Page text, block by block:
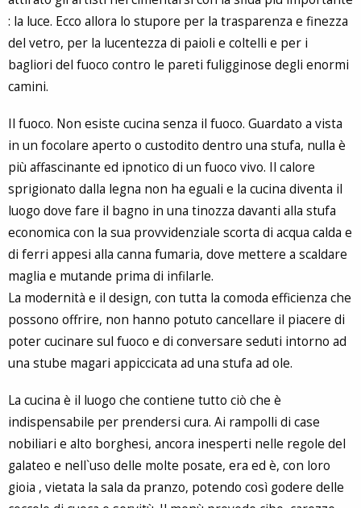
: la luce. Ecco allora lo stupore per la trasparenza e finezza
del vetro, per la lucentezza di paioli e coltelli e per i
bagliori del fuoco contro le pareti fuligginose degli enormi
camini.
Il fuoco. Non esiste cucina senza il fuoco. Guardato a vista
in un focolare aperto o custodito dentro una stufa, nulla è
più affascinante ed ipnotico di un fuoco vivo. Il calore
sprigionato dalla legna non ha eguali e la cucina diventa il
luogo dove fare il bagno in una tinozza davanti alla stufa
economica con la sua provvidenziale scorta di acqua calda e
di ferri appesi alla canna fumaria, dove mettere a scaldare
maglia e mutande prima di infilarle.
La modernità e il design, con tutta la comoda efficienza che
possono offrire, non hanno potuto cancellare il piacere di
poter cucinare sul fuoco e di conversare seduti intorno ad
una stube magari appiccicata ad una stufa ad ole.
La cucina è il luogo che contiene tutto ciò che è
indispensabile per prendersi cura. Ai rampolli di case
nobiliari e alto borghesi, ancora inesperti nelle regole del
galateo e nell`uso delle molte posate, era ed è, con loro
gioia , vietata la sala da pranzo, potendo così godere delle